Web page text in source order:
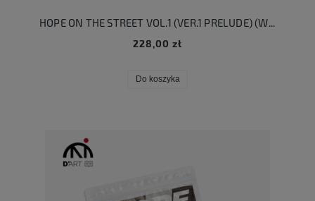
228,00 zł
Do koszyka